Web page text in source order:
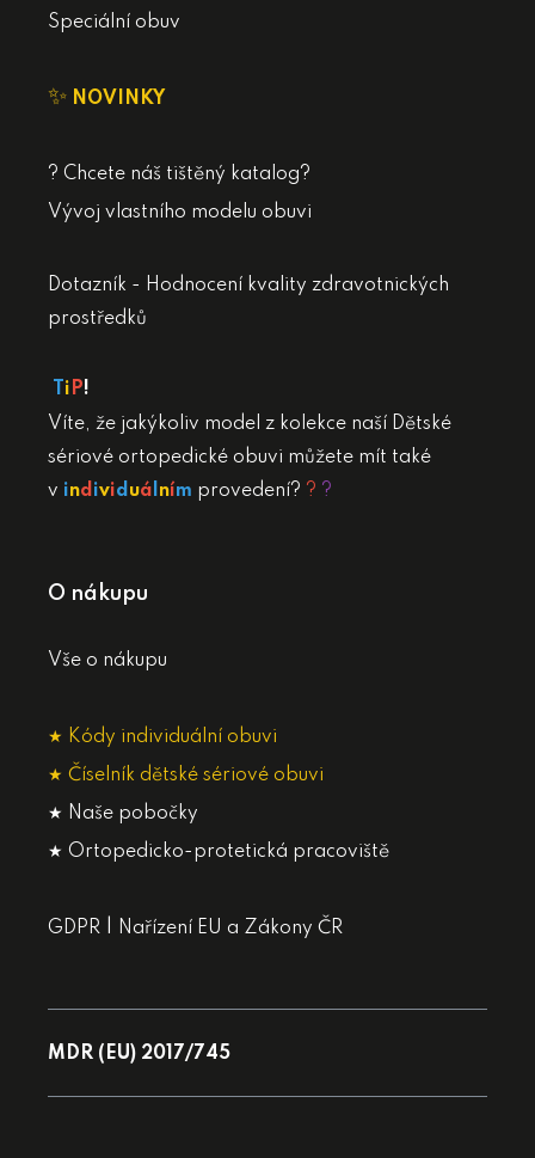
Speciální obuv
✨ NOVINKY
? Chcete náš tištěný katalog?
Vývoj vlastního modelu obuvi
Dotazník - Hodnocení kvality zdravotnických
prostředků
T iP!
Víte, že jakýkoliv model z kolekce naší Dětské
sériové ortopedické obuvi můžete mít také
v individuálním provedení? ? ?
O nákupu
Vše o nákupu
★ Kódy individuální obuvi
★ Číselník dětské sériové obuvi
★ Naše pobočky
★ Ortopedicko-protetická pracoviště
GDPR Nařízení EU a Zákony ČR
MDR (EU) 2017/745